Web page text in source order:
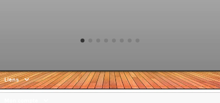
Liens